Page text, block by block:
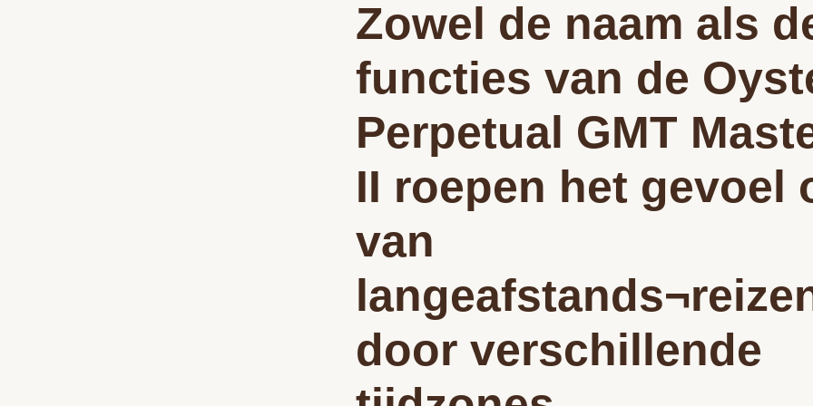
Zowel de naam als
functies van de
Perpetual GMT
II roepen het gevoel
van
door verschillende